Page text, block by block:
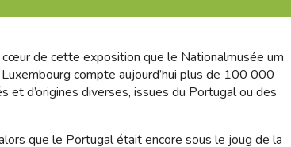
de cette exposition que le Nationalmusée um
compte aujourd’hui plus de 100 000
d’origines diverses, issues du Portugal ou des
que le Portugal était encore sous le joug de la